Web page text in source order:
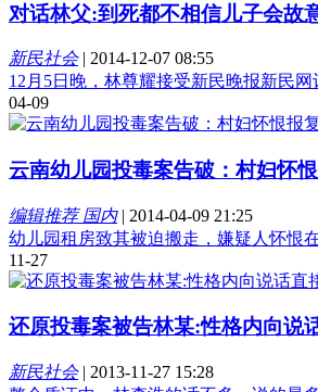
对话林父:到死都不相信儿子会故
新民社会| 2014-12-07 08:55
12月5日晚，林尊耀接受新民晚报新民网
04-09
云南幼儿园投毒案告破：村妇怀
编辑推荐 国内| 2014-04-09 21:25
幼儿园租房致其被迫搬走，嫌疑人怀恨在
11-27
还原投毒案被告林某:性格内向说
新民社会| 2013-11-27 15:28